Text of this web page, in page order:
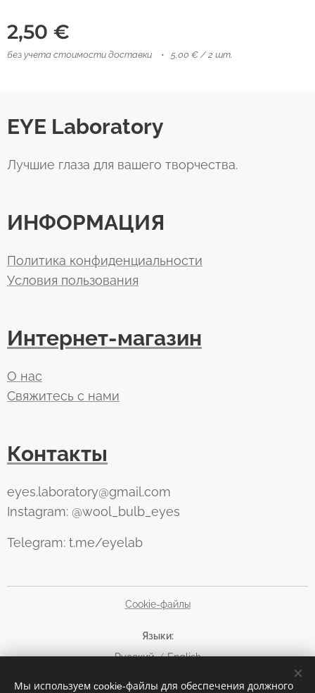
2,50 €
без учета стоимости доставки 5,00 € / 2 шт.
EYE Laboratory
Лучшие глаза для вашего творчества.
ИНФОРМАЦИЯ
Политика конфиденциальности
Условия пользования
Интернет-магазин
О нас
Свяжитесь с нами
Контакты
eyes.laboratory@gmail.com
Instagram: @wool_bulb_eyes
Telegram: t.me/eyelab
Cookie-файлы
Языки
Русский
English
Валюта
Мы используем cookie-файлы для обеспечения должного